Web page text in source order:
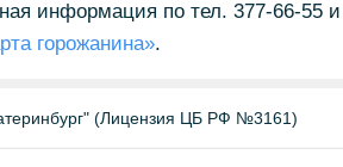
информация по тел. 377-66-55
горожанина».
(Лицензия ЦБ РФ №3161)